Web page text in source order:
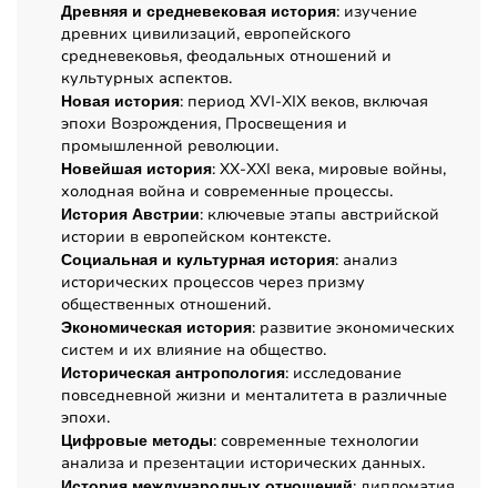
Древняя и средневековая история: изучение
древних цивилизаций, европейского
средневековья, феодальных отношений и
культурных аспектов.
Новая история: период XVI-XIX веков, включая
эпохи Возрождения, Просвещения и
промышленной революции.
Новейшая история: XX-XXI века, мировые войны,
холодная война и современные процессы.
История Австрии: ключевые этапы австрийской
истории в европейском контексте.
Социальная и культурная история: анализ
исторических процессов через призму
общественных отношений.
Экономическая история: развитие экономических
систем и их влияние на общество.
Историческая антропология: исследование
повседневной жизни и менталитета в различные
эпохи.
Цифровые методы: современные технологии
анализа и презентации исторических данных.